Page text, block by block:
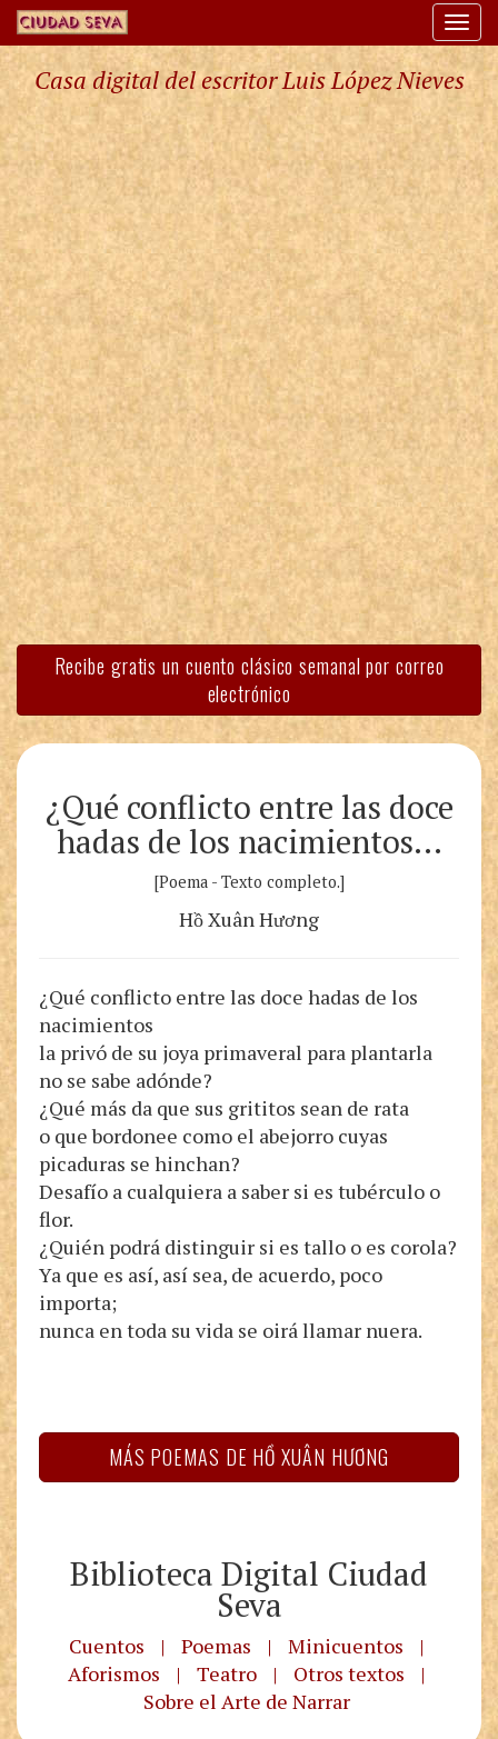
Casa digital del escritor Luis López Nieves
Recibe gratis un cuento clásico semanal por correo
electrónico
¿Qué conflicto entre las doce
hadas de los nacimientos…
[Poema - Texto completo.]
Hồ Xuân Hương
¿Qué conflicto entre las doce hadas de los
nacimientos
la privó de su joya primaveral para plantarla
no se sabe adónde?
¿Qué más da que sus grititos sean de rata
o que bordonee como el abejorro cuyas
picaduras se hinchan?
Desafío a cualquiera a saber si es tubérculo o
flor.
¿Quién podrá distinguir si es tallo o es corola?
Ya que es así, así sea, de acuerdo, poco
importa;
nunca en toda su vida se oirá llamar nuera.
MÁS POEMAS DE HỒ XUÂN HƯƠNG
Biblioteca Digital Ciudad
Seva
Cuentos | Poemas | Minicuentos
|
Aforismos
| Teatro | Otros textos
|
Sobre el Arte de Narrar